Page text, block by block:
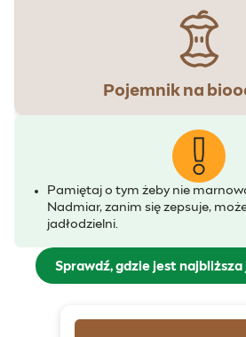
Pojemnik na
Pamiętaj o tym żeby nie
Nadmiar, zanim się zepsuje,
jadłodzielni.
Sprawdź, gdzie jest najbliższa